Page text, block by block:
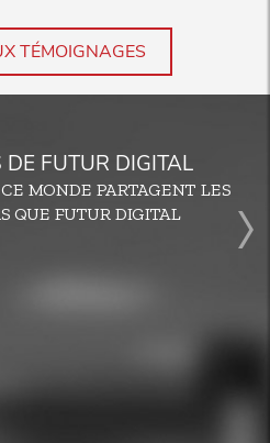
TÉMOIGNAGES
DE FUTUR DIGITAL
MONDE PARTAGENT LES
QUE FUTUR DIGITAL